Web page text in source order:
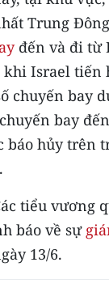
Trung
đến và đi từ
Israel tiến
chuyến bay
bay
báo hủy trên
tiểu vương
báo về sự
13/6.